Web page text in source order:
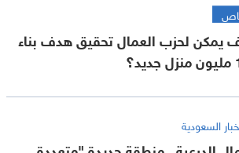
يمكن لحزب العمال تحقيق هدف بناء
السعودية